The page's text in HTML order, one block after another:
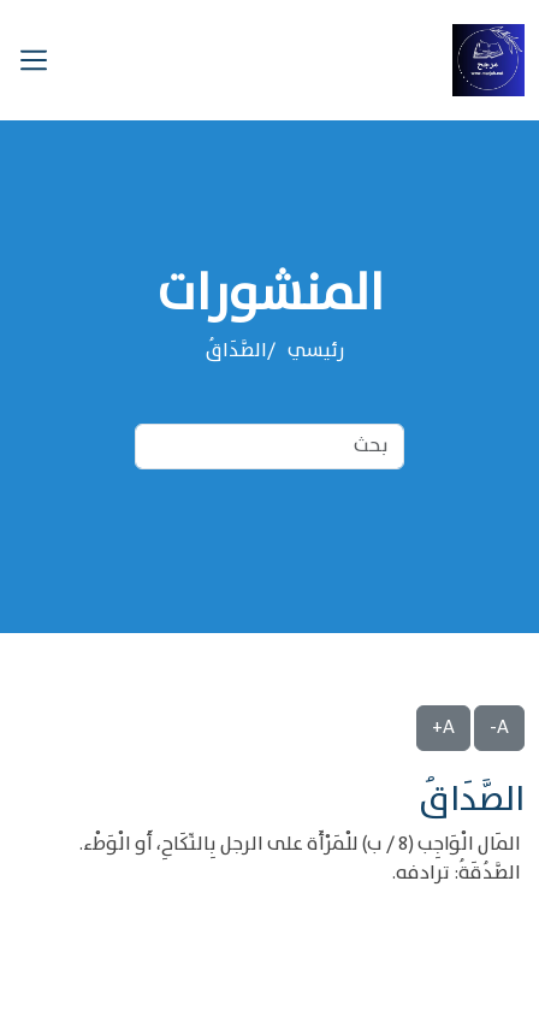
المنشورات
رئيسي الصَّدَاقُ
A-
A+
الصَّدَاقُ
المَال الْوَاجِب (8 / ب) للْمَرْأَة على الرجل بِالنِّكَاحِ، أَو الْوَطْء.
الصَّدُقَةُ: ترادفه.